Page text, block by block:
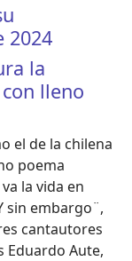
2024
la
lleno
el de la chilena
poema
la vida en
sin embargo¨,
cantautores
Eduardo Aute,